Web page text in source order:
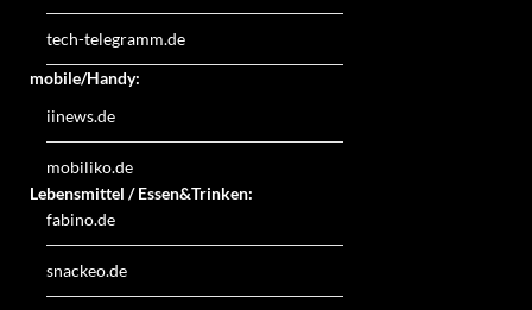
tech-telegramm.de
mobile/Handy:
iinews.de
mobiliko.de
Lebensmittel / Essen&Trinken:
fabino.de
snackeo.de